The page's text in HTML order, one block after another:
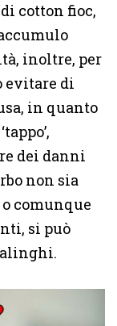
cotton fioc,
inoltre, per
evitare di
in quanto
dei danni
non sia
comunque
si può